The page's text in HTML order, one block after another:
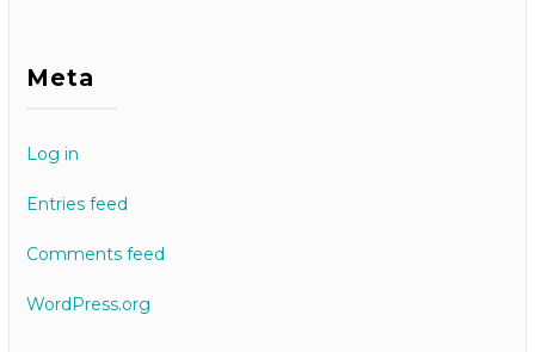
Meta
Log in
Entries feed
Comments feed
WordPress.org